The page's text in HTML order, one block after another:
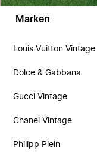
Marken
Louis Vuitton Vintage
Dolce & Gabbana
Gucci Vintage
Chanel Vintage
Philipp Plein